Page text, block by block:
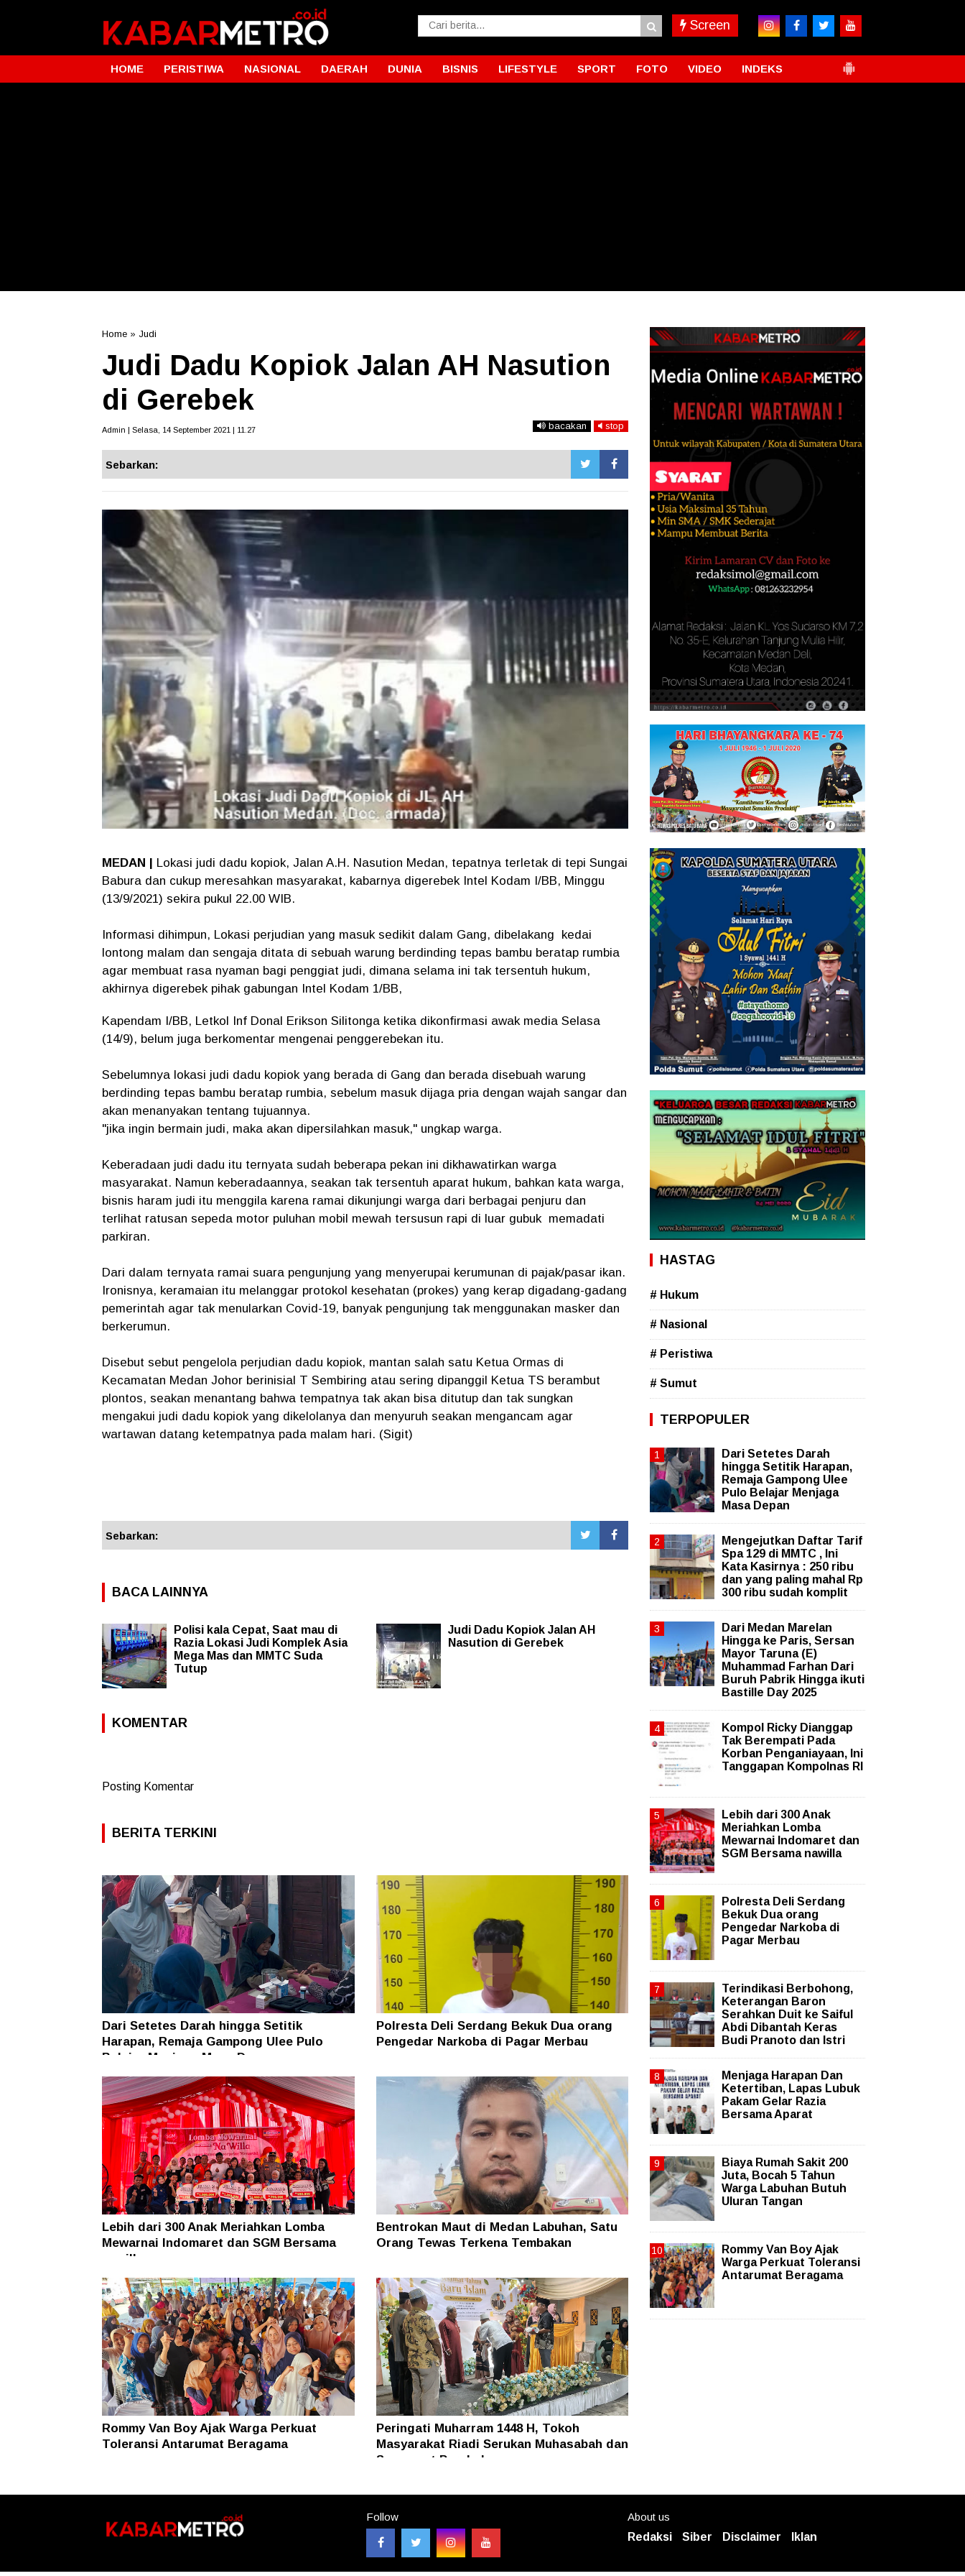
Screen
HOME PERISTIWA NASIONAL DAERAH DUNIA BISNIS LIFESTYLE SPORT FOTO VIDEO INDEKS
Home » Judi
Judi Dadu Kopiok Jalan AH Nasution
di Gerebek
Admin | Selasa, 14 September 2021 | 11.27 bacakan stop
Sebarkan:
MEDAN |
Lokasi judi dadu kopiok, Jalan A.H. Nasution Medan, tepatnya terletak di tepi Sungai
Babura dan cukup meresahkan masyarakat, kabarnya digerebek Intel Kodam I/BB, Minggu
(13/9/2021) sekira pukul 22.00 WIB.
Informasi dihimpun, Lokasi perjudian yang masuk sedikit dalam Gang, dibelakang kedai
lontong malam dan sengaja ditata di sebuah warung berdinding tepas bambu beratap rumbia
agar membuat rasa nyaman bagi penggiat judi, dimana selama ini tak tersentuh hukum,
akhirnya digerebek pihak gabungan Intel Kodam 1/BB,
Kapendam I/BB, Letkol Inf Donal Erikson Silitonga ketika dikonfirmasi awak media Selasa
(14/9), belum juga berkomentar mengenai penggerebekan itu.
Sebelumnya lokasi judi dadu kopiok yang berada di Gang dan berada disebuah warung
berdinding tepas bambu beratap rumbia, sebelum masuk dijaga pria dengan wajah sangar dan
akan menanyakan tentang tujuannya.
"jika ingin bermain judi, maka akan dipersilahkan masuk," ungkap warga.
Keberadaan judi dadu itu ternyata sudah beberapa pekan ini dikhawatirkan warga
masyarakat. Namun keberadaannya, seakan tak tersentuh aparat hukum, bahkan kata warga,
bisnis haram judi itu menggila karena ramai dikunjungi warga dari berbagai penjuru dan
terlihat ratusan sepeda motor puluhan mobil mewah tersusun rapi di luar gubuk memadati
parkiran.
Dari dalam ternyata ramai suara pengunjung yang menyerupai kerumunan di pajak/pasar ikan.
Ironisnya, keramaian itu melanggar protokol kesehatan (prokes) yang kerap digadang-gadang
pemerintah agar tak menularkan Covid-19, banyak pengunjung tak menggunakan masker dan
berkerumun.
Disebut sebut pengelola perjudian dadu kopiok, mantan salah satu Ketua Ormas di
Kecamatan Medan Johor berinisial T Sembiring atau sering dipanggil Ketua TS berambut
plontos, seakan menantang bahwa tempatnya tak akan bisa ditutup dan tak sungkan
mengakui judi dadu kopiok yang dikelolanya dan menyuruh seakan mengancam agar
wartawan datang ketempatnya pada malam hari. (Sigit)
Sebarkan:
BACA LAINNYA
Polisi kala Cepat, Saat mau di
Razia Lokasi Judi Komplek Asia
Mega Mas dan MMTC Suda
Tutup
Judi Dadu Kopiok Jalan AH
Nasution di Gerebek
KOMENTAR
Posting Komentar
BERITA TERKINI
Dari Setetes Darah hingga Setitik
Harapan, Remaja Gampong Ulee Pulo
Belajar Menjaga Masa Depan
Polresta Deli Serdang Bekuk Dua orang
Pengedar Narkoba di Pagar Merbau
Lebih dari 300 Anak Meriahkan Lomba
Mewarnai Indomaret dan SGM Bersama
nawilla
Bentrokan Maut di Medan Labuhan, Satu
Orang Tewas Terkena Tembakan
Rommy Van Boy Ajak Warga Perkuat
Toleransi Antarumat Beragama
Peringati Muharram 1448 H, Tokoh
Masyarakat Riadi Serukan Muhasabah dan
Semangat Perubahan
HASTAG
# Hukum
# Nasional
# Peristiwa
# Sumut
TERPOPULER
Dari Setetes Darah
hingga Setitik Harapan,
Remaja Gampong Ulee
Pulo Belajar Menjaga
Masa Depan
Mengejutkan Daftar Tarif
Spa 129 di MMTC , Ini
Kata Kasirnya : 250 ribu
dan yang paling mahal Rp
300 ribu sudah komplit
‎Dari Medan Marelan
Hingga ke Paris, Sersan
Mayor Taruna (E)
Muhammad Farhan Dari
Buruh Pabrik Hingga ikuti
Bastille Day 2025
Kompol Ricky Dianggap
Tak Berempati Pada
Korban Penganiayaan, Ini
Tanggapan Kompolnas RI
Lebih dari 300 Anak
Meriahkan Lomba
Mewarnai Indomaret dan
SGM Bersama nawilla
Polresta Deli Serdang
Bekuk Dua orang
Pengedar Narkoba di
Pagar Merbau
Terindikasi Berbohong,
Keterangan Baron
Serahkan Duit ke Saiful
Abdi Dibantah Keras
Budi Pranoto dan Istri
Menjaga Harapan Dan
Ketertiban, Lapas Lubuk
Pakam Gelar Razia
Bersama Aparat
Biaya Rumah Sakit 200
Juta, Bocah 5 Tahun
Warga Labuhan Butuh
Uluran Tangan
Rommy Van Boy Ajak
Warga Perkuat Toleransi
Antarumat Beragama
Follow
About us
Redaksi
Siber Disclaimer Iklan